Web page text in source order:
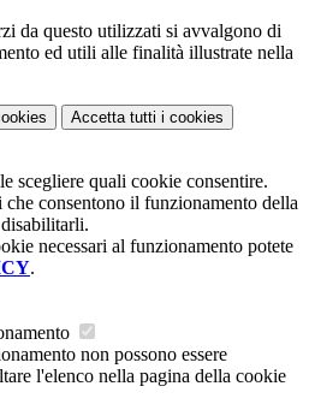
da questo utilizzati si avvalgono di
ed utili alle finalità illustrate nella
Accetta tutti i cookies
scegliere quali cookie consentire.
consentono il funzionamento della
necessari al funzionamento potete
.
non possono essere
l'elenco nella pagina della cookie